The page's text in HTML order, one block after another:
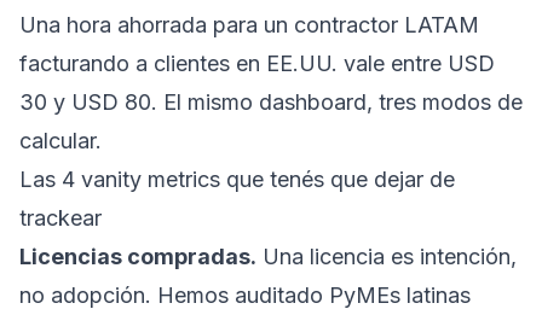
Una hora ahorrada para un contractor LATAM
facturando a clientes en EE.UU. vale entre USD
30 y USD 80. El mismo dashboard, tres modos de
calcular.
Las 4 vanity metrics que tenés que dejar de
trackear
Licencias compradas. Una licencia es intención,
no adopción. Hemos auditado PyMEs latinas